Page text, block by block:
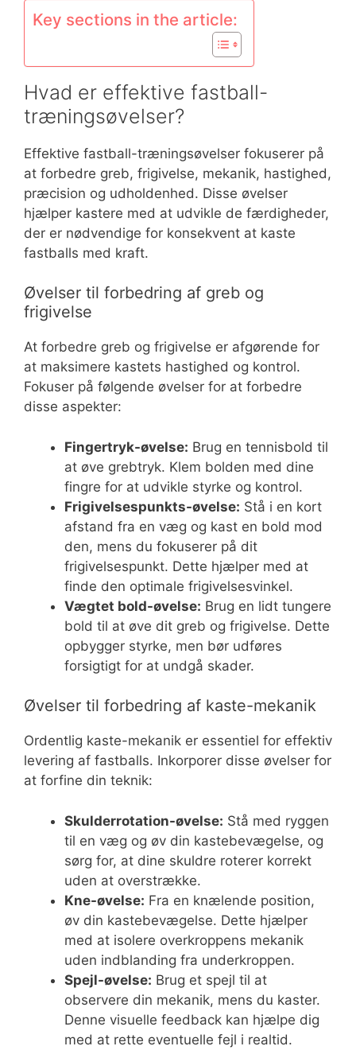
Key sections in the article:
Hvad er effektive fastball-
træningsøvelser?
Effektive fastball-træningsøvelser fokuserer på
at forbedre greb, frigivelse, mekanik, hastighed,
præcision og udholdenhed. Disse øvelser
hjælper kastere med at udvikle de færdigheder,
der er nødvendige for konsekvent at kaste
fastballs med kraft.
Øvelser til forbedring af greb og
frigivelse
At forbedre greb og frigivelse er afgørende for
at maksimere kastets hastighed og kontrol.
Fokuser på følgende øvelser for at forbedre
disse aspekter:
Fingertryk-øvelse: Brug en tennisbold til
at øve grebtryk. Klem bolden med dine
fingre for at udvikle styrke og kontrol.
Frigivelsespunkts-øvelse: Stå i en kort
afstand fra en væg og kast en bold mod
den, mens du fokuserer på dit
frigivelsespunkt. Dette hjælper med at
finde den optimale frigivelsesvinkel.
Vægtet bold-øvelse: Brug en lidt tungere
bold til at øve dit greb og frigivelse. Dette
opbygger styrke, men bør udføres
forsigtigt for at undgå skader.
Øvelser til forbedring af kaste-mekanik
Ordentlig kaste-mekanik er essentiel for effektiv
levering af fastballs. Inkorporer disse øvelser for
at forfine din teknik:
Skulderrotation-øvelse: Stå med ryggen
til en væg og øv din kastebevægelse, og
sørg for, at dine skuldre roterer korrekt
uden at overstrække.
Kne-øvelse: Fra en knælende position,
øv din kastebevægelse. Dette hjælper
med at isolere overkroppens mekanik
uden indblanding fra underkroppen.
Spejl-øvelse: Brug et spejl til at
observere din mekanik, mens du kaster.
Denne visuelle feedback kan hjælpe dig
med at rette eventuelle fejl i realtid.